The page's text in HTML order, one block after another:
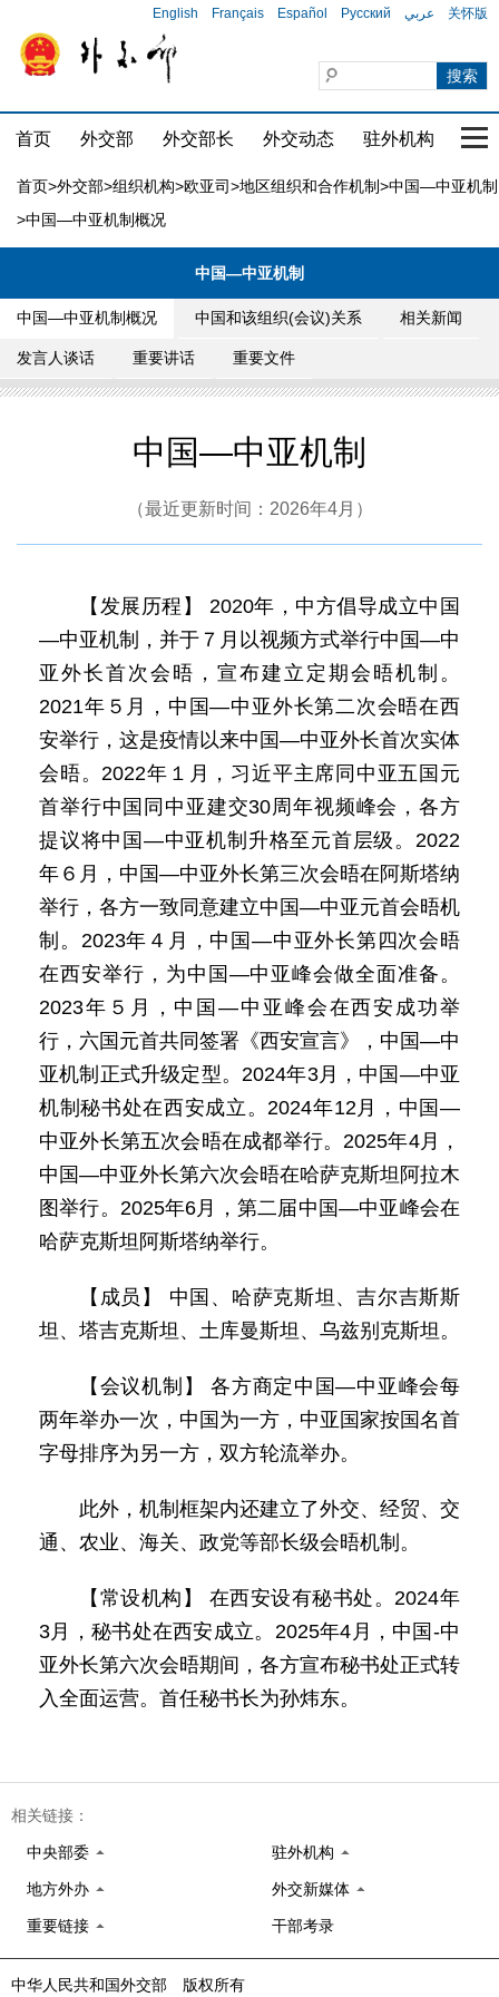
English Français Español Русский عربي 关怀版
首页 外交部 外交部长 外交动态 驻外机构 国
首页>外交部>组织机构>欧亚司>地区组织和合作机制>中国—中亚机制
>中国—中亚机制概况
中国—中亚机制
中国—中亚机制概况 中国和该组织(会议)关系 相关新闻
发言人谈话 重要讲话 重要文件
中国—中亚机制
（最近更新时间：2026年4月）
【发展历程】 2020年，中方倡导成立中国
—中亚机制，并于７月以视频方式举行中国—中
亚外长首次会晤，宣布建立定期会晤机制。
2021年５月，中国—中亚外长第二次会晤在西
安举行，这是疫情以来中国—中亚外长首次实体
会晤。2022年１月，习近平主席同中亚五国元
首举行中国同中亚建交30周年视频峰会，各方
提议将中国—中亚机制升格至元首层级。2022
年６月，中国—中亚外长第三次会晤在阿斯塔纳
举行，各方一致同意建立中国—中亚元首会晤机
制。2023年４月，中国—中亚外长第四次会晤
在西安举行，为中国—中亚峰会做全面准备。
2023年５月，中国—中亚峰会在西安成功举
行，六国元首共同签署《西安宣言》，中国—中
亚机制正式升级定型。2024年3月，中国—中亚
机制秘书处在西安成立。2024年12月，中国—
中亚外长第五次会晤在成都举行。2025年4月，
中国—中亚外长第六次会晤在哈萨克斯坦阿拉木
图举行。2025年6月，第二届中国—中亚峰会在
哈萨克斯坦阿斯塔纳举行。
【成员】 中国、哈萨克斯坦、吉尔吉斯斯
坦、塔吉克斯坦、土库曼斯坦、乌兹别克斯坦。
【会议机制】 各方商定中国—中亚峰会每
两年举办一次，中国为一方，中亚国家按国名首
字母排序为另一方，双方轮流举办。
此外，机制框架内还建立了外交、经贸、交
通、农业、海关、政党等部长级会晤机制。
【常设机构】 在西安设有秘书处。2024年
3月，秘书处在西安成立。2025年4月，中国-中
亚外长第六次会晤期间，各方宣布秘书处正式转
入全面运营。首任秘书长为孙炜东。
相关链接：
中央部委 驻外机构
地方外办 外交新媒体
重要链接 干部考录
中华人民共和国外交部 版权所有